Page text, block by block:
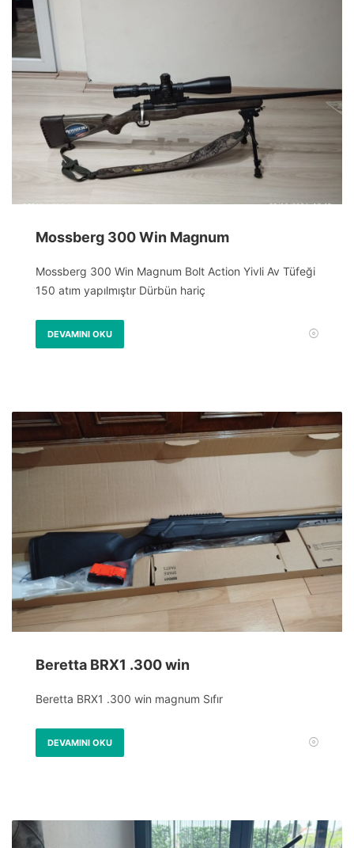
Mossberg 300 Win Magnum
Mossberg 300 Win Magnum Bolt Action Yivli Av Tüfeği
150 atım yapılmıştır Dürbün hariç
DEVAMINI OKU
Beretta BRX1 .300 win
Beretta BRX1 .300 win magnum Sıfır
DEVAMINI OKU